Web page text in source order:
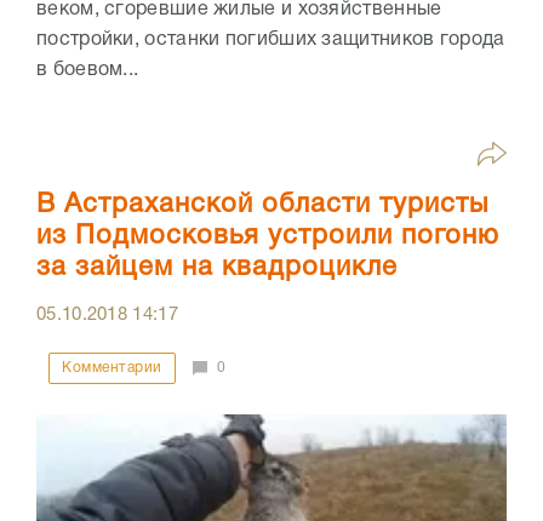
веком, сгоревшие жилые и хозяйственные
постройки, останки погибших защитников города
в боевом...
В Астраханской области туристы
из Подмосковья устроили погоню
за зайцем на квадроцикле
05.10.2018 14:17
Комментарии 0